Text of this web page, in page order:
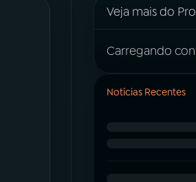
Veja mais do
Carregando
Notícias Recentes